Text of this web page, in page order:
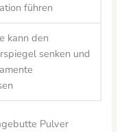
führen
kann den
senken und
Pulver